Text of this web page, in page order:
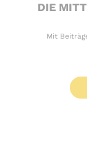
DIE
Mit